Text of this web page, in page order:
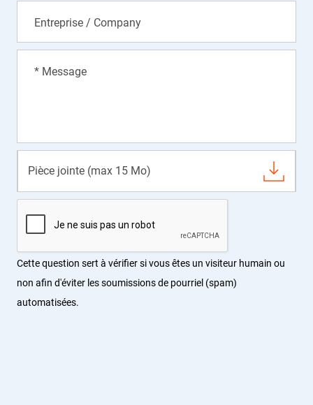
Entreprise / Company
* Message
Pièce jointe (max 15 Mo)
Cette question sert à vérifier si vous êtes un visiteur humain ou
non afin d'éviter les soumissions de pourriel (spam)
automatisées.